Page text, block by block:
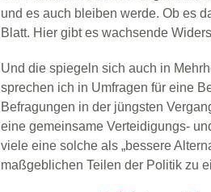
und es auch bleiben werde. Ob es
Blatt. Hier gibt es wachsende
Und die spiegeln sich auch in
sprechen ich in Umfragen für eine
Befragungen in der jüngsten
eine gemeinsame Verteidigungs-
viele eine solche als „bessere
maßgeblichen Teilen der Politik zu